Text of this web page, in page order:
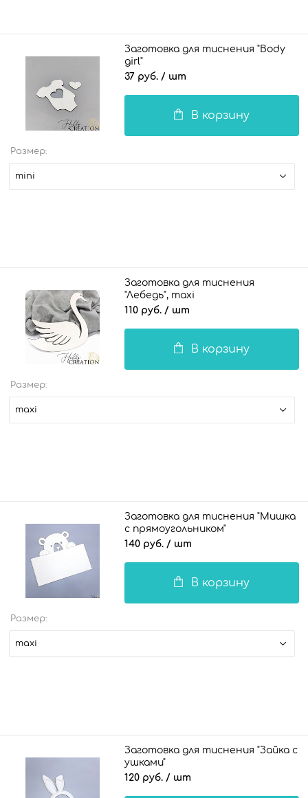
Заготовка для тиснения "Body
girl"
37 руб. / шт
В корзину
Размер:
mini
Заготовка для тиснения
"Лебедь", maxi
110 руб. / шт
В корзину
Размер:
maxi
Заготовка для тиснения "Мишка
с прямоугольником"
140 руб. / шт
В корзину
Размер:
maxi
Заготовка для тиснения "Зайка с
ушками"
120 руб. / шт